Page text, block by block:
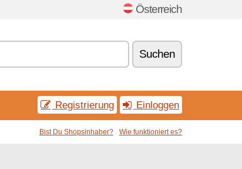
Österreich
Suchen
Registrierung Einloggen
Bist Du Shopsinhaber? Wie funktioniert es?